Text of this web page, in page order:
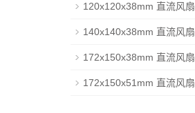
120x120x38mm 直流风扇
140x140x38mm 直流风扇
172x150x38mm 直流风扇
172x150x51mm 直流风扇